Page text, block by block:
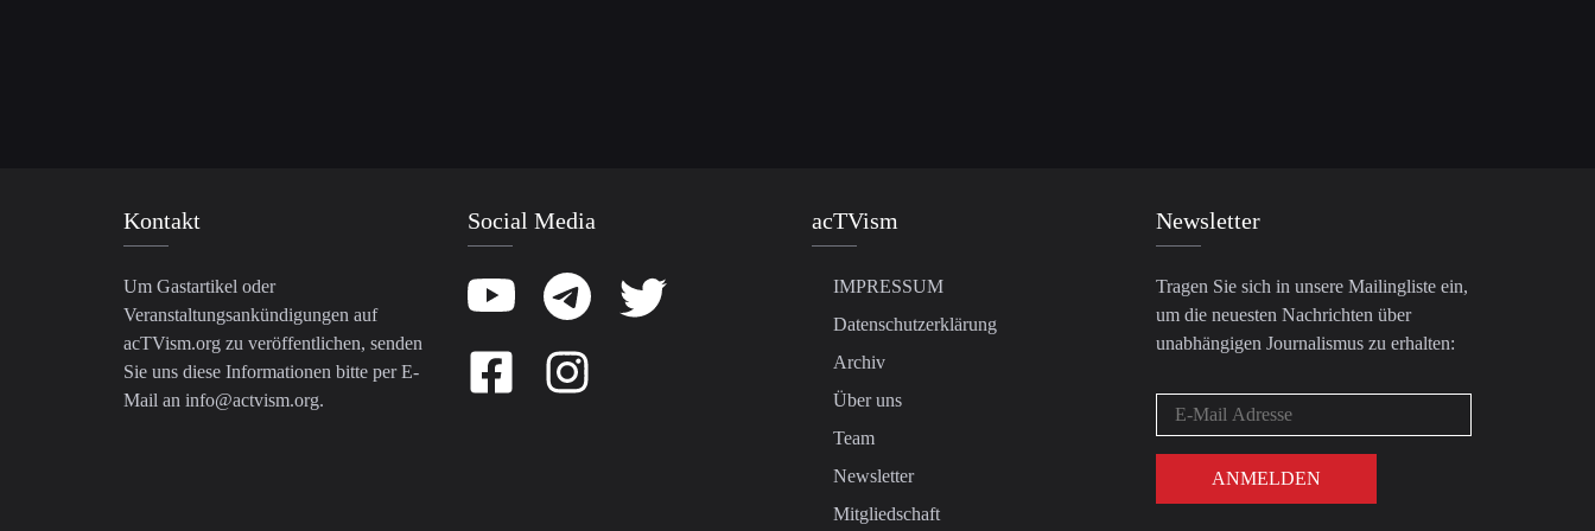
Kontakt
Um Gastartikel oder
Veranstaltungsankündigungen auf
acTVism.org zu veröffentlichen, senden
Sie uns diese Informationen bitte per E-
Mail an info@actvism.org.
Social Media acTVism
IMPRESSUM
Datenschutzerklärung
Archiv
Über uns
Team
Newsletter
Mitgliedschaft
Newsletter
Tragen Sie sich in unsere Mailingliste ein,
um die neuesten Nachrichten über
unabhängigen Journalismus zu erhalten: